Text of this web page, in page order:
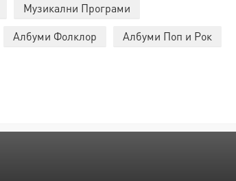
Музикални Програми
Албуми Фолклор
Албуми Поп и Рок